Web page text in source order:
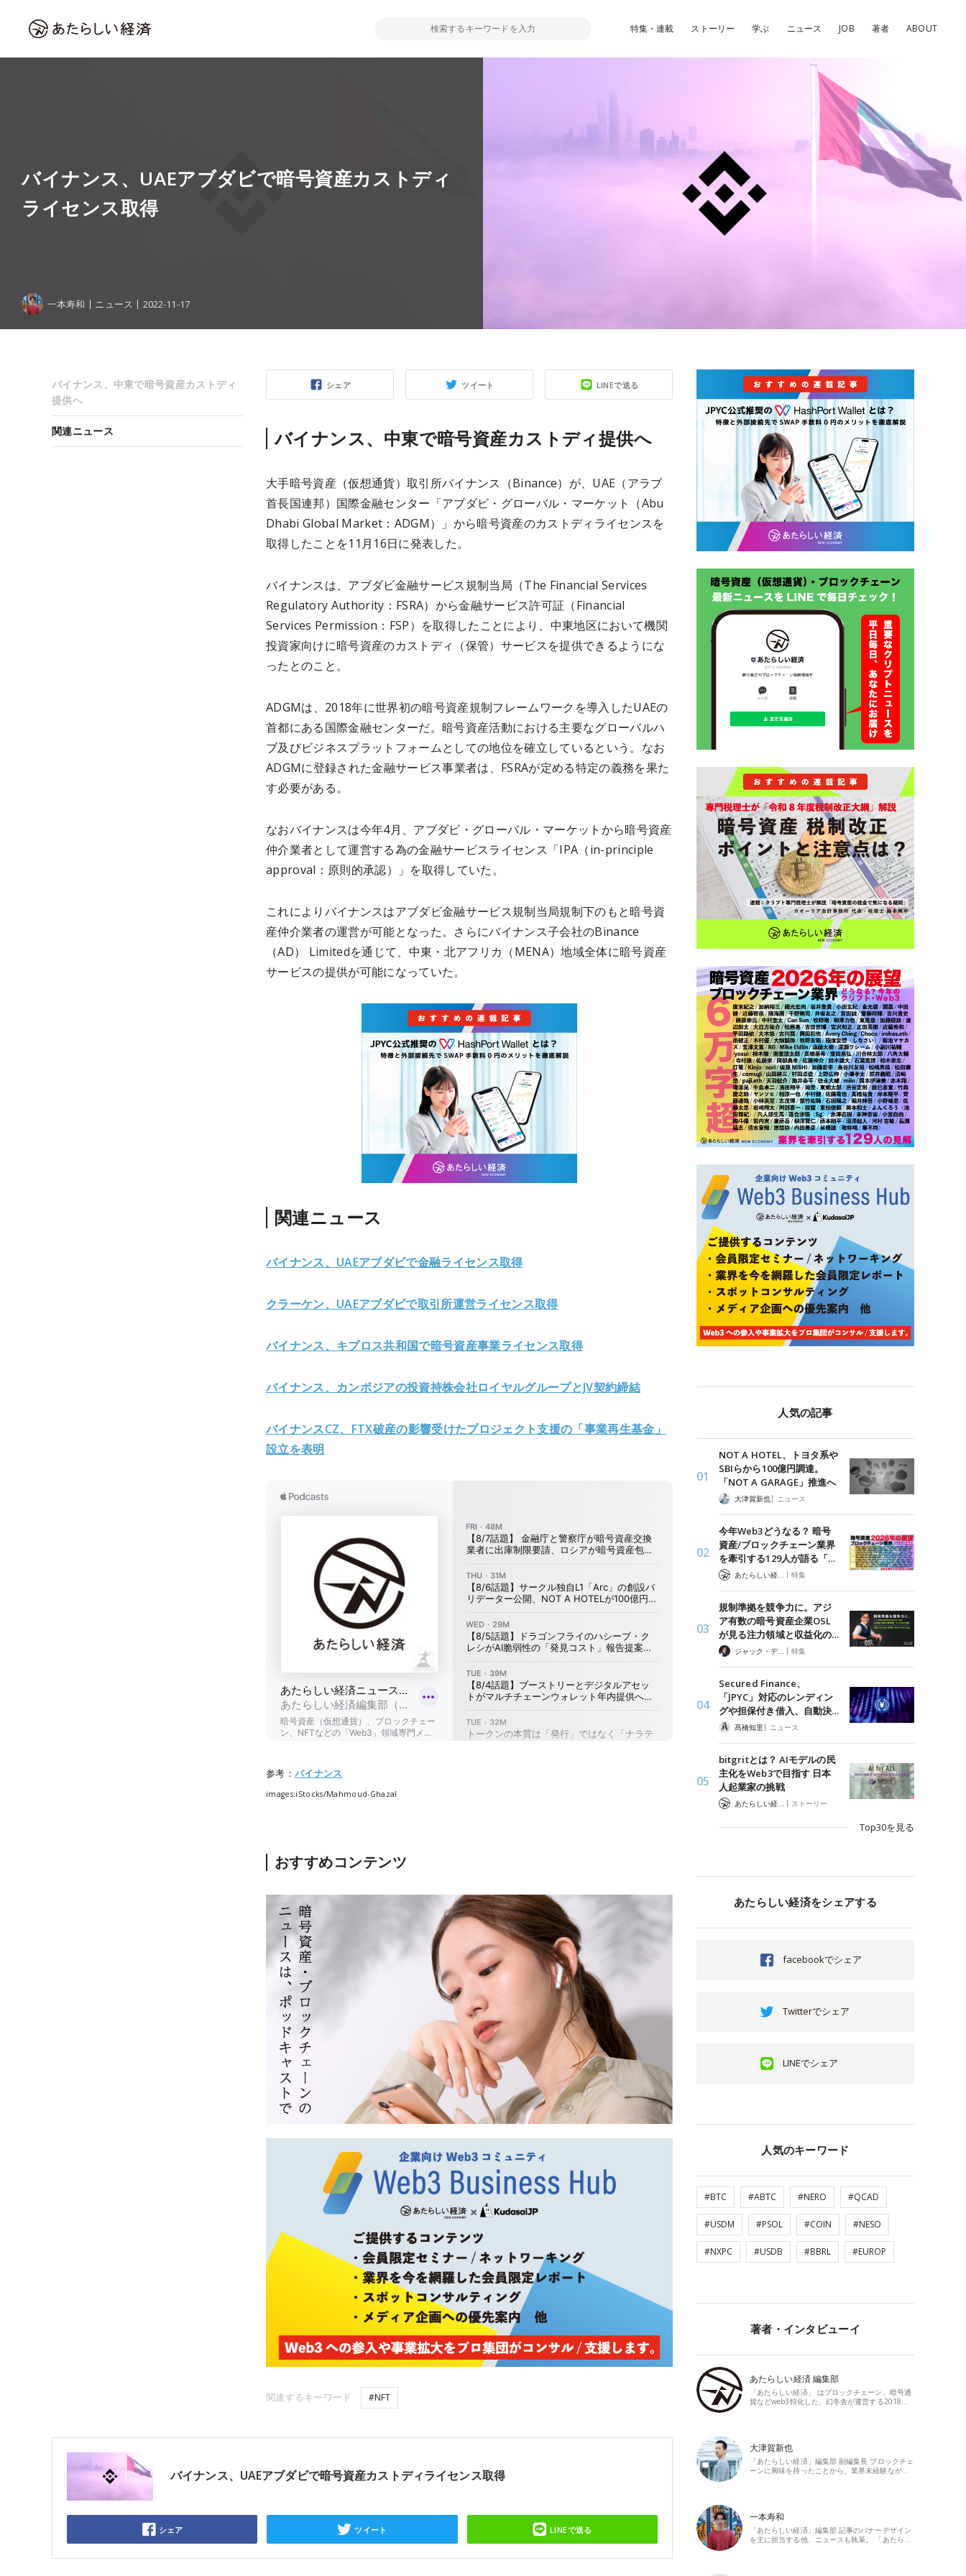
特集・連載 ストーリー 学ぶ ニュース JOB 著者 ABOUT
バイナンス、UAEアブダビで暗号資産カストディ
ライセンス取得
一本寿和 ニュース 2022-11-17
シェア ツイート LINEで送る
バイナンス、中東で暗号資産カストディ提供へ
大手暗号資産（仮想通貨）取引所バイナンス（Binance）が、UAE（アラブ
首長国連邦）国際金融センター「アブダビ・グローバル・マーケット（Abu
Dhabi Global Market：ADGM）」から暗号資産のカストディライセンスを
取得したことを11月16日に発表した。
バイナンスは、アブダビ金融サービス規制当局（The Financial Services
Regulatory Authority：FSRA）から金融サービス許可証（Financial
Services Permission：FSP）を取得したことにより、中東地区において機関
投資家向けに暗号資産のカストディ（保管）サービスを提供できるようにな
ったとのこと。
ADGMは、2018年に世界初の暗号資産規制フレームワークを導入したUAEの
首都にある国際金融センターだ。暗号資産活動における主要なグローバルハ
ブ及びビジネスプラットフォームとしての地位を確立しているという。なお
ADGMに登録された金融サービス事業者は、FSRAが定める特定の義務を果た
す必要がある。
なおバイナンスは今年4月、アブダビ・グローバル・マーケットから暗号資産
仲介業者として運営する為の金融サービスライセンス「IPA（in-principle
approval：原則的承認）」を取得していた。
これによりバイナンスはアブダビ金融サービス規制当局規制下のもと暗号資
産仲介業者の運営が可能となった。さらにバイナンス子会社のBinance
（AD） Limitedを通じて、中東・北アフリカ（MENA）地域全体に暗号資産
サービスの提供が可能になっていた。
関連ニュース
バイナンス、UAEアブダビで金融ライセンス取得
クラーケン、UAEアブダビで取引所運営ライセンス取得
バイナンス、キプロス共和国で暗号資産事業ライセンス取得
バイナンス、カンボジアの投資持株会社ロイヤルグループとJV契約締結
バイナンスCZ、FTX破産の影響受けたプロジェクト支援の「事業再生基金」
設立を表明
参考： バイナンス
images:iStocks/Mahmoud-Ghazal
おすすめコンテンツ
関連するキーワード #NFT
バイナンス、中東で暗号資産カストディ
提供へ
関連ニュース
バイナンス、UAEアブダビで暗号資産カストディライセンス取得
シェア ツイート LINEで送る
人気の記事
NOT A HOTEL、トヨタ系や
SBIらから100億円調達。
「NOT A GARAGE」推進へ
大津賀新也| ニュース
今年Web3どうなる？ 暗号
資産/ブロックチェーン業界
を牽引する129人が語る「…
| 特集
規制準拠を競争力に。アジ
ア有数の暗号資産企業OSL
が見る注力領域と収益化の…
ジャック・デロン（Jack Derong） | 特集
Secured Finance、
「JPYC」対応のレンディン
グや担保付き借入、自動決…
髙橋知里 | ニュース
bitgritとは？ AIモデルの民
主化をWeb3で目指す 日本
人起業家の挑戦
| ストーリー
Top30を見る
あたらしい経済をシェアする
facebookでシェア
Twitterでシェア
LINEでシェア
人気のキーワード
#BTC #ABTC #NERO #QCAD
#USDM #PSOL #COIN #NESO
#NXPC #USDB #BBRL #EUROP
著者・インタビューイ
あたらしい経済 編集部
「あたらしい経済」 はブロックチェーン、暗号通
貨などweb3特化した、幻冬舎が運営する2018…
大津賀新也
「あたらしい経済」編集部 副編集長 ブロックチェ
ーンに興味を持ったことから、業界未経験なが…
一本寿和
「あたらしい経済」編集部 記事のバナーデザイン
を主に担当する他、ニュースも執筆。 「あたら…